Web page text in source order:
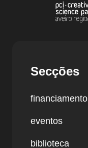
Secções
financiamento
eventos
biblioteca